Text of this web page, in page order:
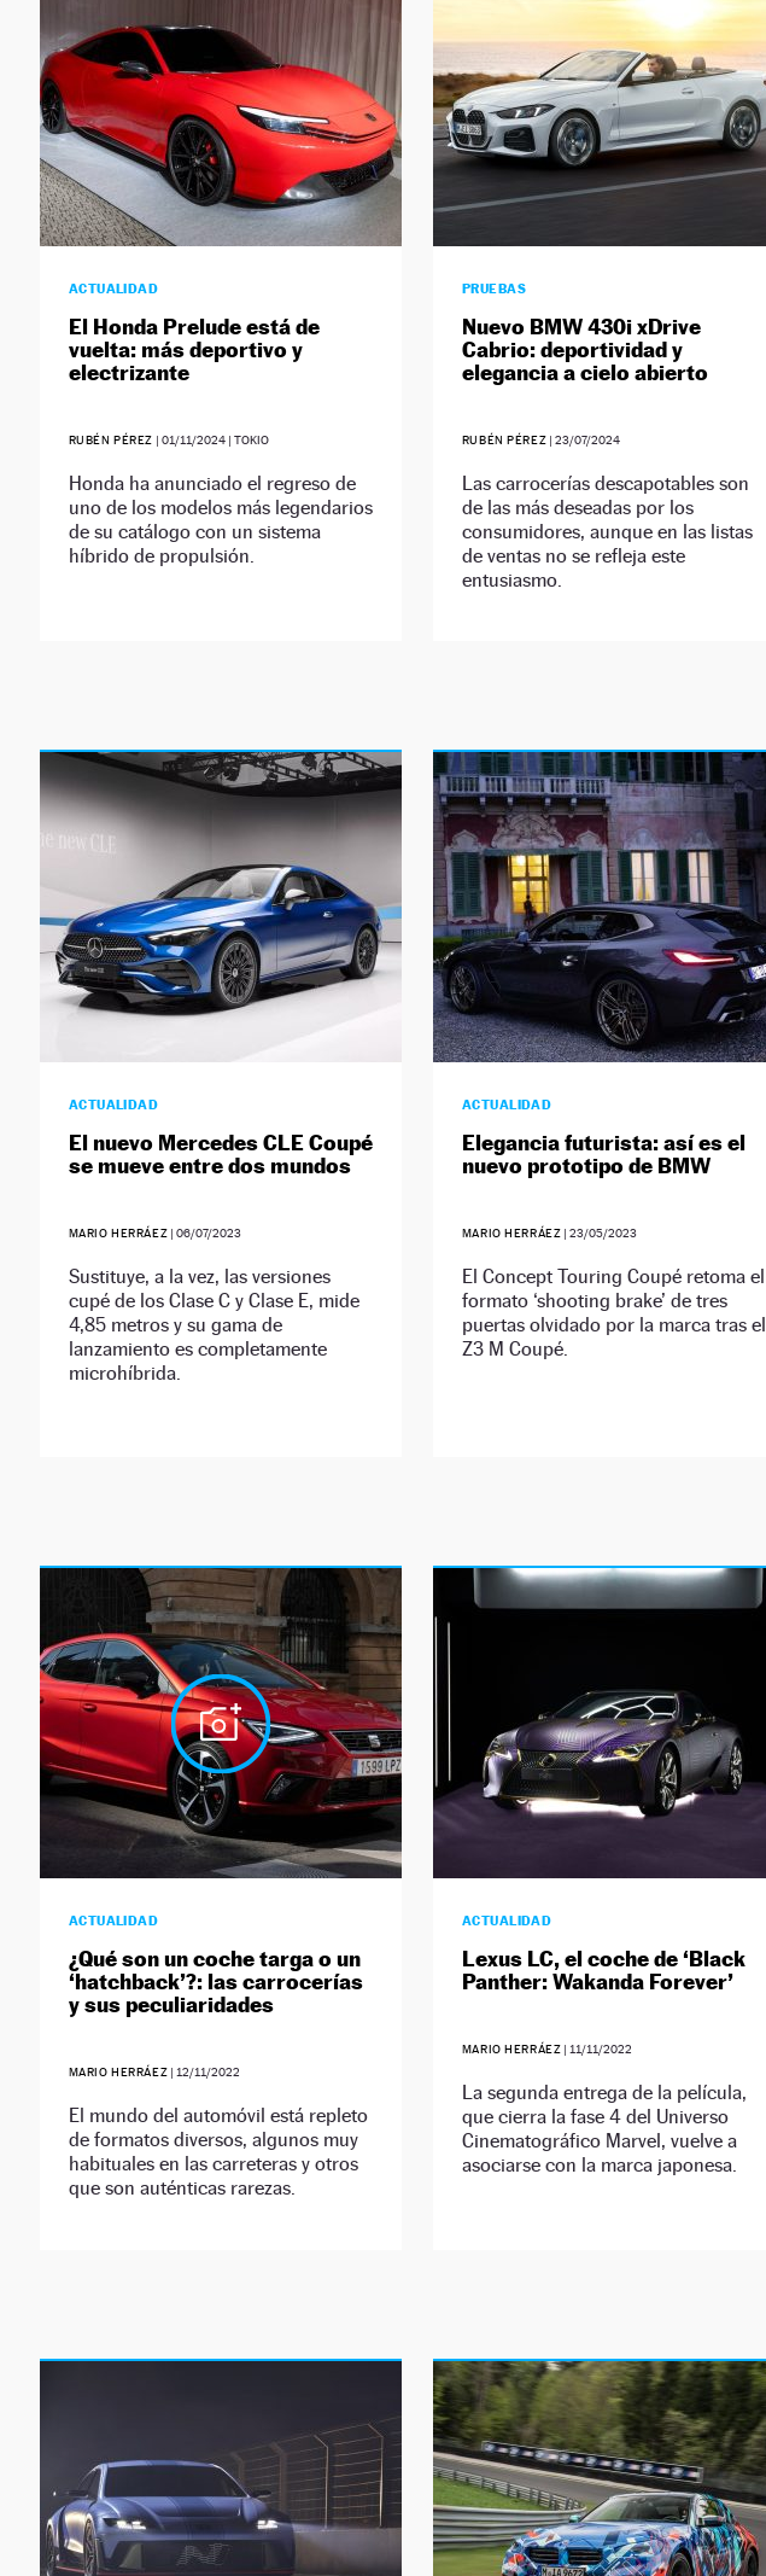
ACTUALIDAD
El Honda Prelude está de
vuelta: más deportivo y
electrizante
RUBÉN PÉREZ |01/11/2024 | TOKIO
Honda ha anunciado el regreso de
uno de los modelos más legendarios
de su catálogo con un sistema
híbrido de propulsión.
PRUEBAS
Nuevo BMW 430i xDrive
Cabrio: deportividad y
elegancia a cielo abierto
RUBÉN PÉREZ |23/07/2024
Las carrocerías descapotables son
de las más deseadas por los
consumidores, aunque en las listas
de ventas no se refleja este
entusiasmo.
ACTUALIDAD
El nuevo Mercedes CLE Coupé
se mueve entre dos mundos
MARIO HERRÁEZ |06/07/2023
Sustituye, a la vez, las versiones
cupé de los Clase C y Clase E, mide
4,85 metros y su gama de
lanzamiento es completamente
microhíbrida.
ACTUALIDAD
Elegancia futurista: así es el
nuevo prototipo de BMW
MARIO HERRÁEZ |23/05/2023
El Concept Touring Coupé retoma el
formato ‘shooting brake’ de tres
puertas olvidado por la marca tras el
Z3 M Coupé.
ACTUALIDAD
¿Qué son un coche targa o un
‘hatchback’?: las carrocerías
y sus peculiaridades
MARIO HERRÁEZ | 12/11/2022
El mundo del automóvil está repleto
de formatos diversos, algunos muy
habituales en las carreteras y otros
que son auténticas rarezas.
ACTUALIDAD
Lexus LC, el coche de ‘Black
Panther: Wakanda Forever’
MARIO HERRÁEZ | 11/11/2022
La segunda entrega de la película,
que cierra la fase 4 del Universo
Cinematográfico Marvel, vuelve a
asociarse con la marca japonesa.